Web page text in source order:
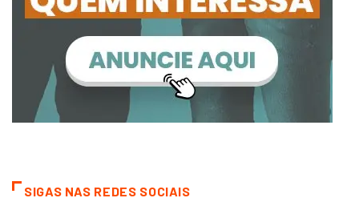
SIGAS NAS REDES SOCIAIS